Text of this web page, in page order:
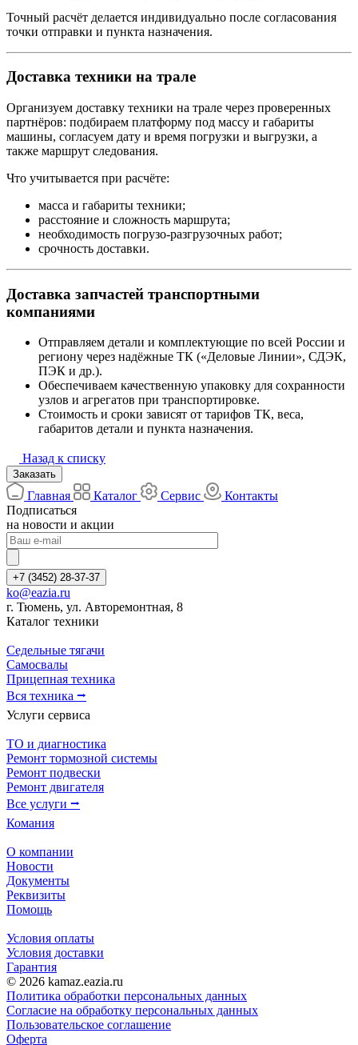
Точный расчёт делается индивидуально после согласования
точки отправки и пункта назначения.
Доставка техники на трале
Организуем доставку техники на трале через проверенных
партнёров: подбираем платформу под массу и габариты
машины, согласуем дату и время погрузки и выгрузки, а
также маршрут следования.
Что учитывается при расчёте:
масса и габариты техники;
расстояние и сложность маршрута;
необходимость погрузо-разгрузочных работ;
срочность доставки.
Доставка запчастей транспортными
компаниями
Отправляем детали и комплектующие по всей России и
региону через надёжные ТК («Деловые Линии», СДЭК,
ПЭК и др.).
Обеспечиваем качественную упаковку для сохранности
узлов и агрегатов при транспортировке.
Стоимость и сроки зависят от тарифов ТК, веса,
габаритов детали и пункта назначения.
Назад к списку
Заказать
Главная Каталог Сервис
Контакты
Подписаться
на новости и акции
+7 (3452) 28-37-37
ko@eazia.ru
г. Тюмень, ул. Авторемонтная, 8
Каталог техники
Седельные тягачи
Самосвалы
Прицепная техника
Вся техника ⭢
Услуги сервиса
ТО и диагностика
Ремонт тормозной системы
Ремонт подвески
Ремонт двигателя
Все услуги ⭢
Комания
О компании
Новости
Документы
Реквизиты
Помощь
Условия оплаты
Условия доставки
Гарантия
© 2026 kamaz.eazia.ru
Политика обработки персональных данных
Согласие на обработку персональных данных
Пользовательское соглашение
Оферта